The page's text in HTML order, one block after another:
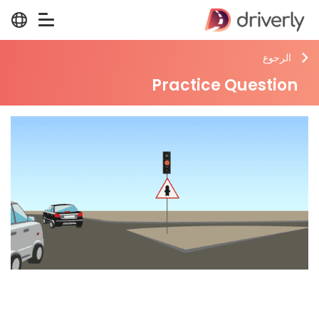
الرجوع
Practice Question